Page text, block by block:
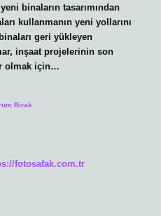
binaların tasarımından
kullanmanın yeni yollarını
geri yükleyen
inşaat projelerinin son
olmak için…
Bırak
fotosafak.com.tr